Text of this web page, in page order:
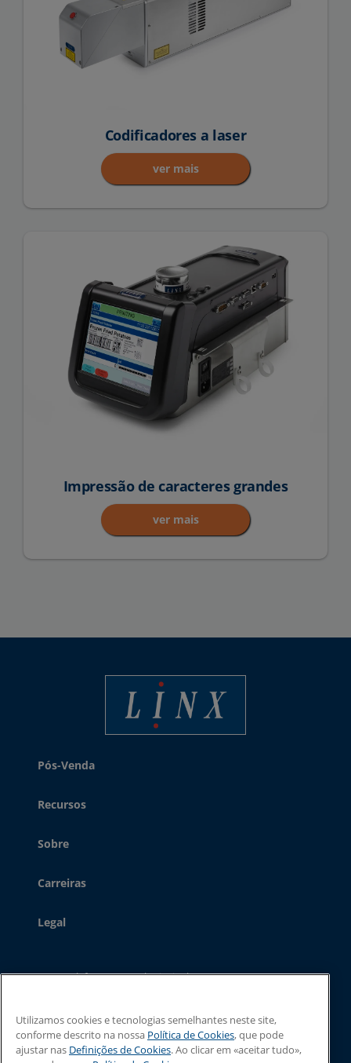
Codificadores a laser
ver mais
Impressão de caracteres grandes
ver mais
Linx Printing Technologies
Pós-Venda
Recursos
Sobre
Carreiras
Legal
Telefone - Central principal:+44 (0) 1480 302 100
Utilizamos cookies e tecnologias semelhantes neste site,
conforme descrito na nossa Política de Cookies, que pode
ajustar nas Definições de Cookies. Ao clicar em «aceitar tudo»,